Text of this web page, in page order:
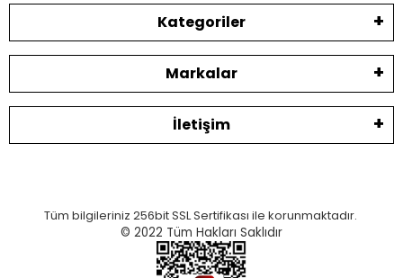
Kategoriler
Markalar
İletişim
Tüm bilgileriniz 256bit SSL Sertifikası ile korunmaktadır.
© 2022 Tüm Hakları Saklıdır